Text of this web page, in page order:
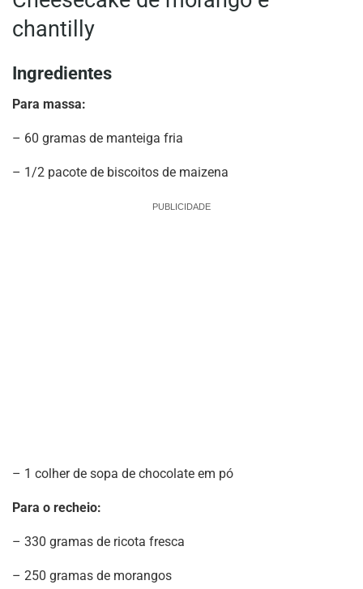
chantilly
Ingredientes
Para massa:
– 60 gramas de manteiga fria
– 1/2 pacote de biscoitos de maizena
PUBLICIDADE
– 1 colher de sopa de chocolate em pó
Para o recheio:
– 330 gramas de ricota fresca
– 250 gramas de morangos